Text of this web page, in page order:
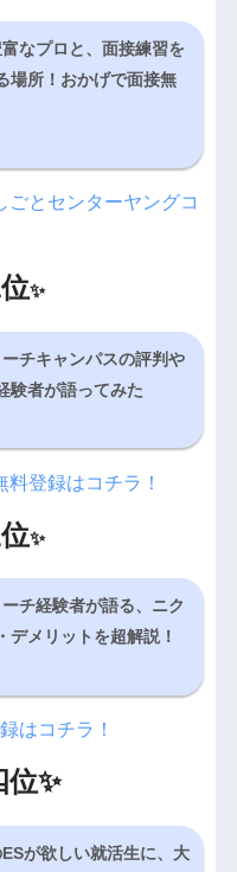
なプロと、面接練習を
場所！おかげで面接無
とセンターヤングコ
✨
ーチキャンパスの評判や
験者が語ってみた
登録はコチラ！
✨
チ経験者が語る、ニク
デメリットを超解説！
はコチラ！
位✨
が欲しい就活生に、大